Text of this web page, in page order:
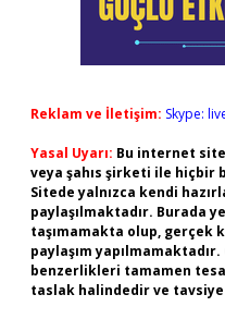
Reklam ve İletişim: Skype:
Yasal Uyarı: Bu internet
veya şahıs şirketi ile hiçbir
Sitede yalnızca kendi
paylaşılmaktadır. Burada
taşımamakta olup, gerçek
paylaşım
benzerlikleri tamamen
taslak halindedir ve